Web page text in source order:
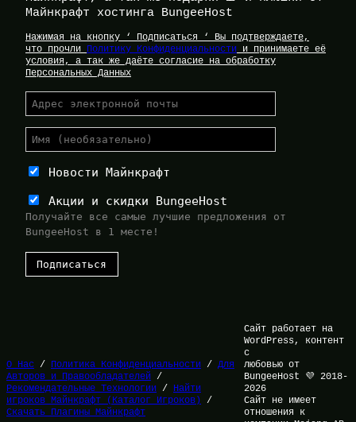
Майнкрафт хостинга BungeeHost
Нажимая на кнопку ‘ Подписаться ‘ Вы подтверждаете,
что прочли Политику Конфиденциальности и принимаете её
условия, а так же даёте согласие на обработку
Персональных Данных
Новости Майнкрафт
Акции и скидки BungeeHost
Получайте все самые лучшие предложения от
BungeeHost в 1 месте!
О Нас / Политика Конфиденциальности / Для
Авторов и Правообладателей /
Рекомендательные Технологии / Найти
игроков Майнкрафт (Каталог Игроков) /
Скачать Плагины Майнкрафт
Сайт работает на
WordPress, контент
с
любовью от
BungeeHost 💜 2018-
2026
Сайт не имеет
отношения к